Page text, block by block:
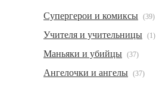
Супергерои и комиксы (39)
Учителя и учительницы (1)
Маньяки и убийцы (37)
Ангелочки и ангелы (37)